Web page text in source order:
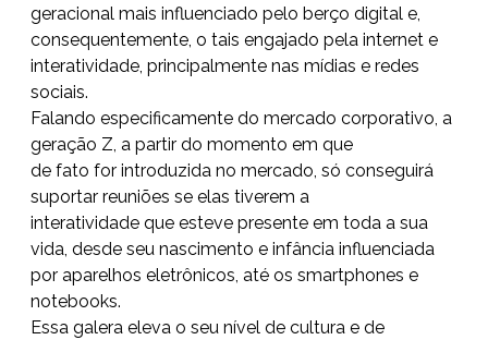
geracional mais influenciado pelo berço digital e,
consequentemente, o tais engajado pela internet e
interatividade, principalmente nas mídias e redes
sociais.
Falando especificamente do mercado corporativo, a
geração Z, a partir do momento em que
de fato for introduzida no mercado, só conseguirá
suportar reuniões se elas tiverem a
interatividade que esteve presente em toda a sua
vida, desde seu nascimento e infância influenciada
por aparelhos eletrônicos, até os smartphones e
notebooks.
Essa galera eleva o seu nível de cultura e de